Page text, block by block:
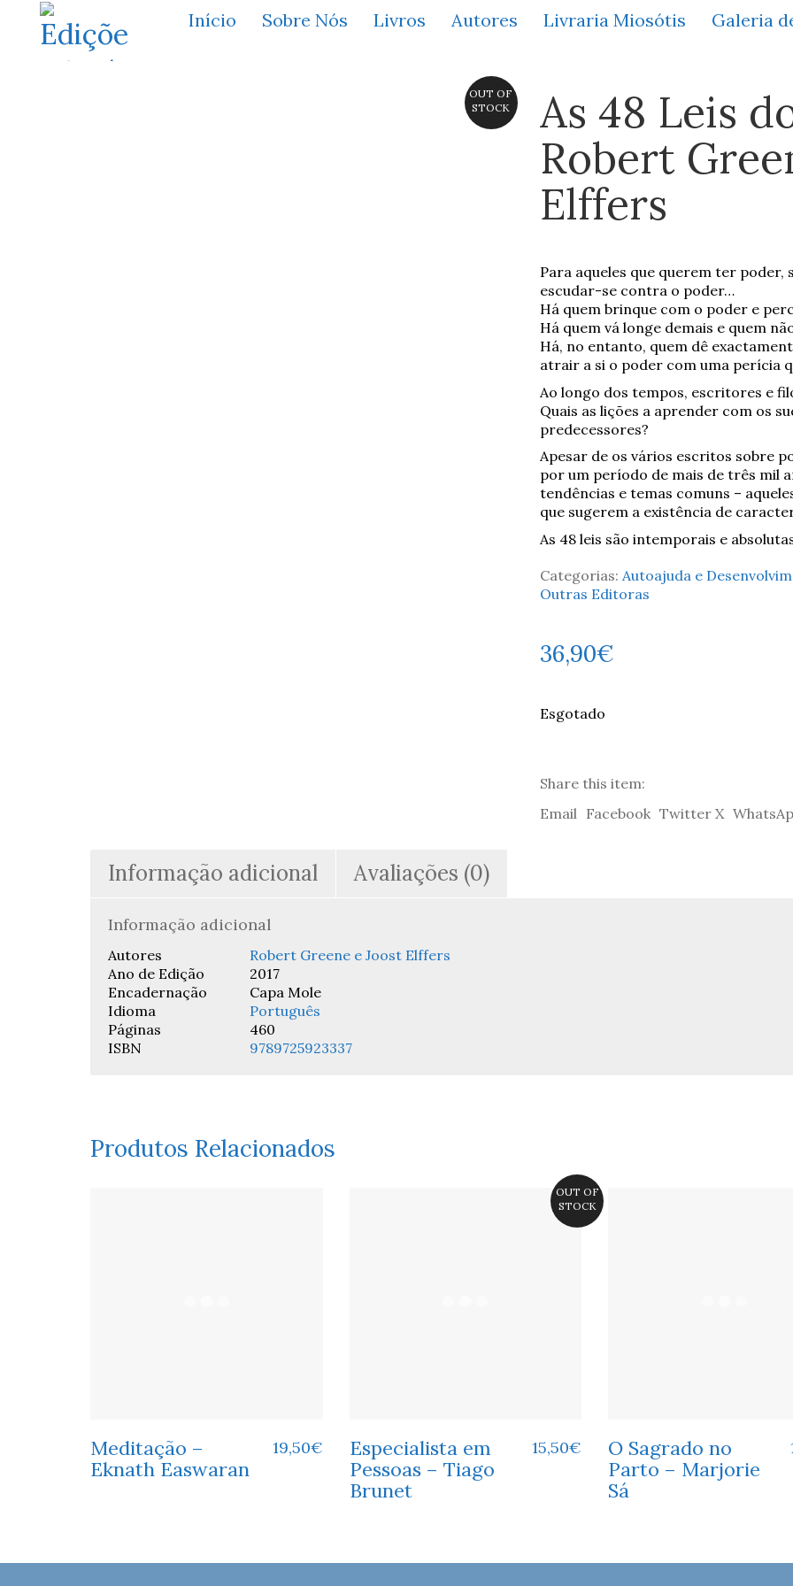
Início Sobre Nós Livros Autores Livraria Miosótis Galeria
OUT OF
STOCK
As 48 Leis
Robert
Elffers
Para aqueles que querem ter
escudar-se contra o poder…
Há quem brinque com o poder e
Há quem vá longe demais e quem
Há, no entanto, quem dê
atrair a si o poder com uma perícia
Ao longo dos tempos, escritores e
Quais as lições a aprender com os
predecessores?
Apesar de os vários escritos sobre
por um período de mais de três mil
tendências e temas comuns –
que sugerem a existência de
As 48 leis são intemporais e
Categorias: Autoajuda e
Outras Editoras
36,90€
Esgotado
Share this item:
Email Facebook Twitter X
Informação adicional Avaliações (0)
Informação adicional
Autores
Robert Greene e Joost Elffers
Ano de Edição
2017
Encadernação
Capa Mole
Idioma
Português
Páginas
460
ISBN
9789725923337
Produtos Relacionados
Meditação –
Eknath Easwaran
19,50€
OUT OF
STOCK
Especialista em
Pessoas – Tiago
Brunet
15,50€
O Sagrado no
Parto – Marjorie
Sá